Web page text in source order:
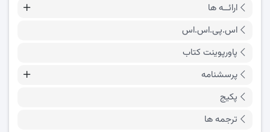
ارائــه ها
اس.پی.اس.اس
پاورپوینت کتاب
پرسشنامه
پکیج
ترجمه ها